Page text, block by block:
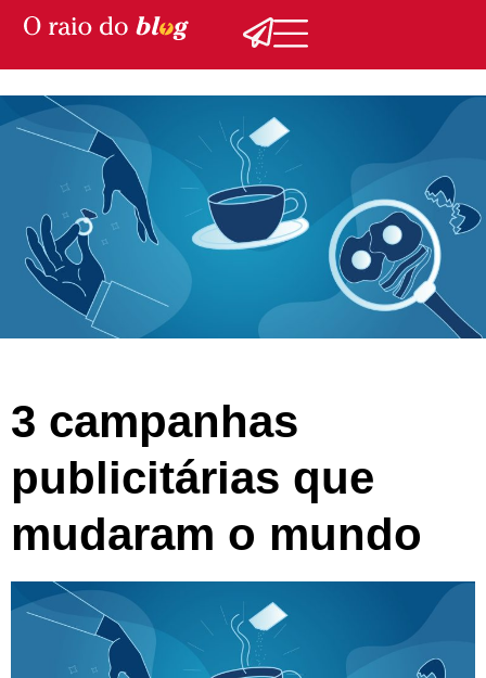
3 campanhas
publicitárias que
mudaram o mundo